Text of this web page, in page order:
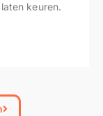
keuren.